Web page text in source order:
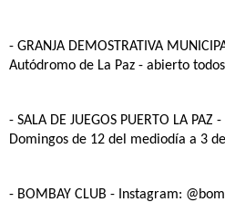
- GRANJA DEMOSTRATIVA
Autódromo de La Paz - abierto
- SALA DE JUEGOS PUERTO LA PAZ -
Domingos de 12 del mediodía a 3
- BOMBAY CLUB - Instagram: